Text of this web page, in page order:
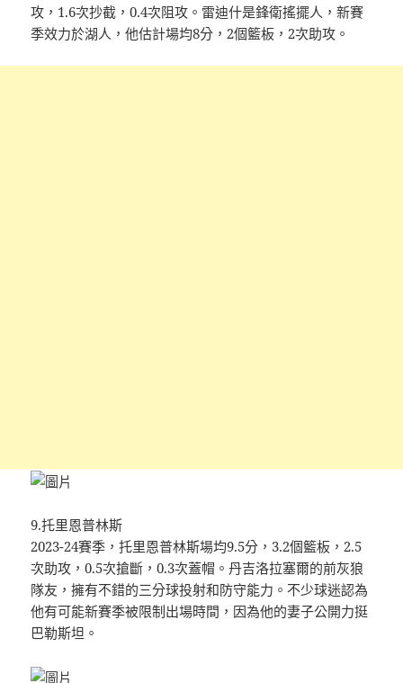
攻，1.6次抄截，0.4次阻攻。雷迪什是鋒衛搖擺人，新賽
季效力於湖人，他估計場均8分，2個籃板，2次助攻。
9.托里恩普林斯
2023-24賽季，托里恩普林斯場均9.5分，3.2個籃板，2.5
次助攻，0.5次搶斷，0.3次蓋帽。丹吉洛拉塞爾的前灰狼
隊友，擁有不錯的三分球投射和防守能力。不少球迷認為
他有可能新賽季被限制出場時間，因為他的妻子公開力挺
巴勒斯坦。